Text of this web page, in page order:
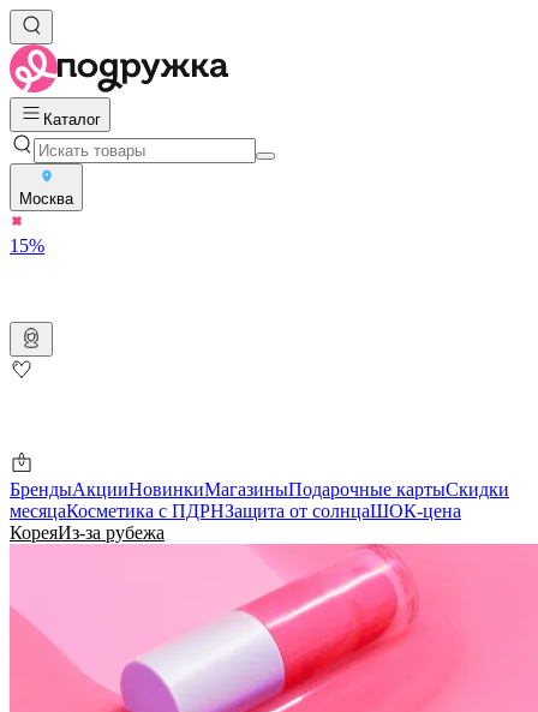
Каталог
Москва
15%
БрендыАкцииНовинкиМагазиныПодарочные картыСкидки
месяцаКосметика с ПДРНЗащита от солнцаШОК-цена
КореяИз-за рубежа